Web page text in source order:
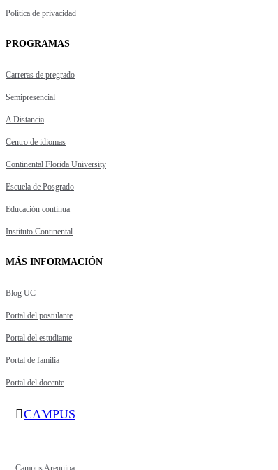
Política de privacidad
PROGRAMAS
Carreras de pregrado
Semipresencial
A Distancia
Centro de idiomas
Continental Florida University
Escuela de Posgrado
Educación continua
Instituto Continental
MÁS INFORMACIÓN
Blog UC
Portal del postulante
Portal del estudiante
Portal de familia
Portal del docente
CAMPUS
Campus Arequipa